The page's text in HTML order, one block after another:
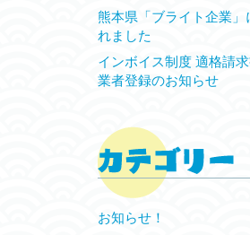
熊本県「ブライト企業」
れました
インボイス制度 適格請
業者登録のお知らせ
お知らせ！